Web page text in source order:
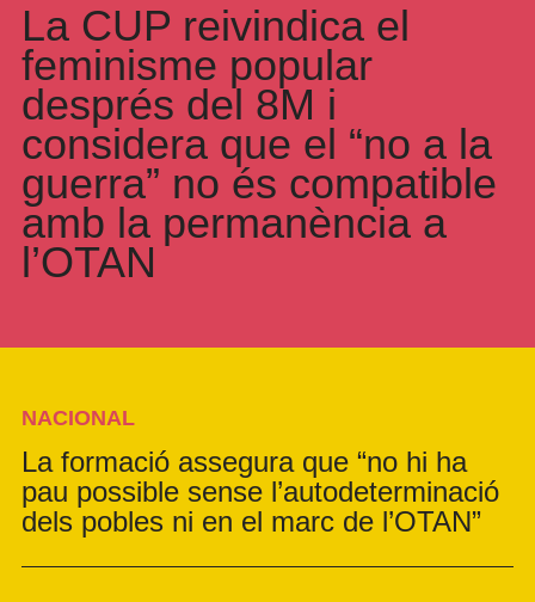
La CUP reivindica el
feminisme popular
després del 8M i
considera que el “no a la
guerra” no és compatible
amb la permanència a
l’OTAN
NACIONAL
La formació assegura que “no hi ha
pau possible sense l’autodeterminació
dels pobles ni en el marc de l’OTAN”